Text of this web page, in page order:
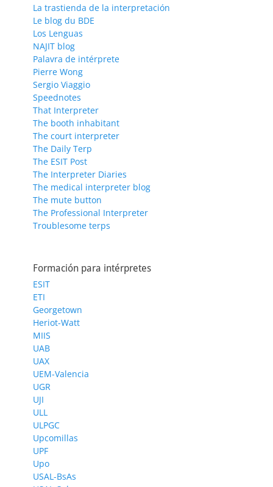
La trastienda de la interpretación
Le blog du BDE
Los Lenguas
NAJIT blog
Palavra de intérprete
Pierre Wong
Sergio Viaggio
Speednotes
That Interpreter
The booth inhabitant
The court interpreter
The Daily Terp
The ESIT Post
The Interpreter Diaries
The medical interpreter blog
The mute button
The Professional Interpreter
Troublesome terps
Formación para intérpretes
ESIT
ETI
Georgetown
Heriot-Watt
MIIS
UAB
UAX
UEM-Valencia
UGR
UJI
ULL
ULPGC
Upcomillas
UPF
Upo
USAL-BsAs